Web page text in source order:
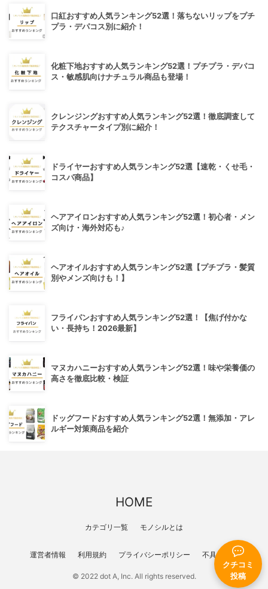
クチコミ
投稿
口紅おすすめ人気ランキング52選！落ちないリップをプチ
プラ・デパコス別に紹介！
化粧下地おすすめ人気ランキング52選！プチプラ・デパコ
ス・敏感肌向けナチュラル商品も登場！
クレンジングおすすめ人気ランキング52選！徹底調査して
テクスチャータイプ別に紹介！
ドライヤーおすすめ人気ランキング52選【速乾・くせ毛・
コスパ商品】
ヘアアイロンおすすめ人気ランキング52選！初心者・メン
ズ向け・海外対応も♪
ヘアオイルおすすめ人気ランキング52選【プチプラ・髪質
別やメンズ向けも！】
フライパンおすすめ人気ランキング52選！【焦げ付かな
い・長持ち！2026最新】
マヌカハニーおすすめ人気ランキング52選！味や栄養価の
高さを徹底比較・検証
ドッグフードおすすめ人気ランキング52選！無添加・アレ
ルギー対策商品を紹介
HOME
カテゴリ一覧 モノシルとは
運営者情報 利用規約 プライバシーポリシー 不具合報告
© 2022 dot A, Inc. All rights reserved.